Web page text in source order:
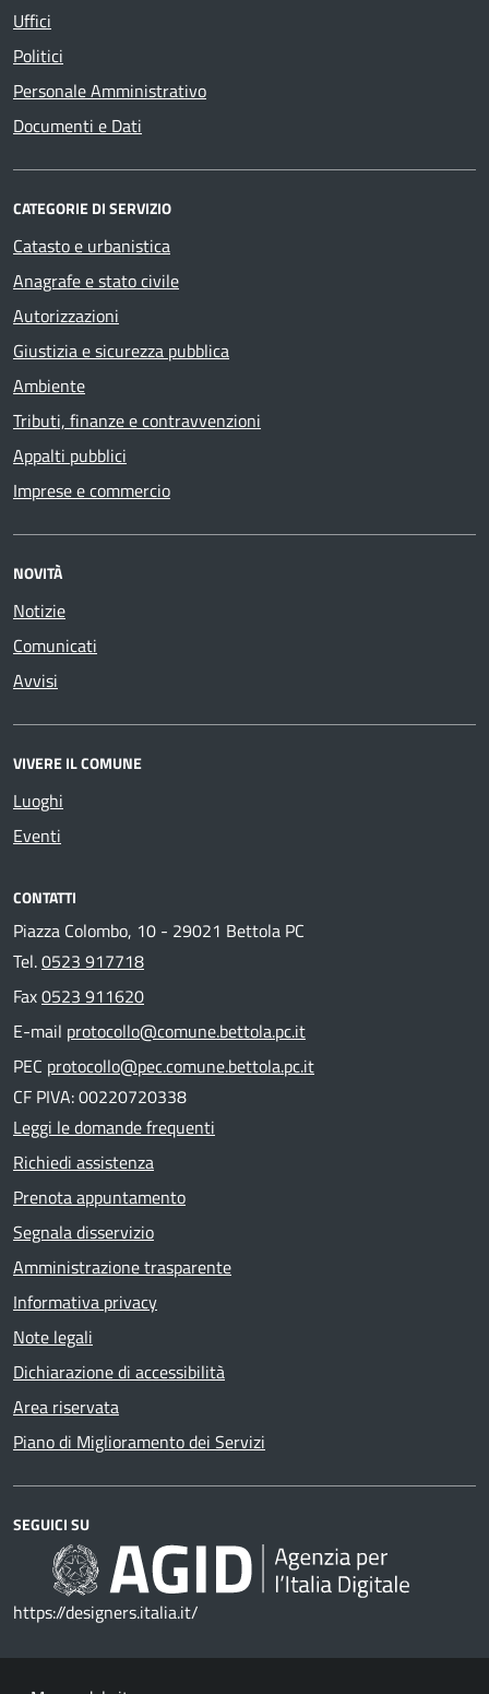
Uffici
Politici
Personale Amministrativo
Documenti e Dati
CATEGORIE DI SERVIZIO
Catasto e urbanistica
Anagrafe e stato civile
Autorizzazioni
Giustizia e sicurezza pubblica
Ambiente
Tributi, finanze e contravvenzioni
Appalti pubblici
Imprese e commercio
NOVITÀ
Notizie
Comunicati
Avvisi
VIVERE IL COMUNE
Luoghi
Eventi
CONTATTI
Piazza Colombo, 10 - 29021 Bettola PC
Tel.0523 917718
Fax0523 911620
E-mail protocollo@comune.bettola.pc.it
PEC protocollo@pec.comune.bettola.pc.it
CF PIVA: 00220720338
Leggi le domande frequenti
Richiedi assistenza
Prenota appuntamento
Segnala disservizio
Amministrazione trasparente
Informativa privacy
Note legali
Dichiarazione di accessibilità
Area riservata
Piano di Miglioramento dei Servizi
SEGUICI SU
https://designers.italia.it/